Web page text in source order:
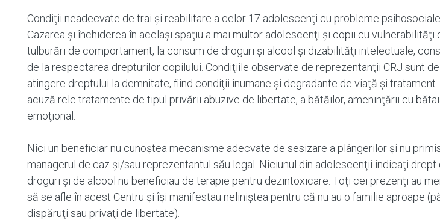
Condiţii neadecvate de trai şi reabilitare a celor 17 adolescenţi cu probleme
Cazarea şi închiderea în acelaşi spaţiu a mai multor adolescenţi şi copii cu vulnerabilităţi
tulburări de comportament, la consum de droguri şi alcool şi dizabilităţi intelectuale,
de la respectarea drepturilor copilului. Condiţiile observate de reprezentanţii CRJ sunt
atingere dreptului la demnitate, fiind condiţii inumane şi degradante de viaţă şi
acuză rele tratamente de tipul privării abuzive de libertate, a bătăilor, ameninţării cu
emoţional.
Nici un beneficiar nu cunoştea mecanisme adecvate de sesizare a plângerilor şi nu
managerul de caz şi/sau reprezentantul său legal. Niciunul din adolescenţii indicaţi
droguri şi de alcool nu beneficiau de terapie pentru dezintoxicare. Toţi cei prezenţi au
să se afle în acest Centru şi îşi manifestau neliniştea pentru că nu au o familie aproape
dispăruţi sau privaţi de libertate).